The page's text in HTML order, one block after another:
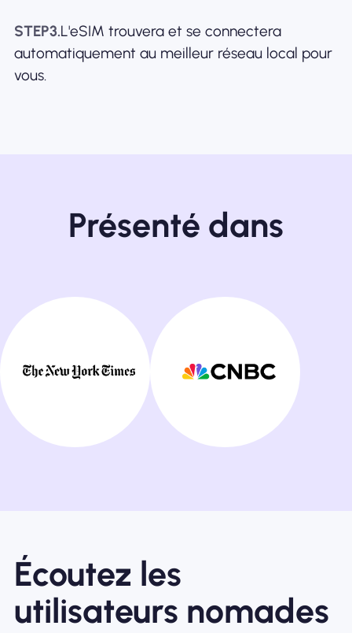
STEP3.L'eSIM trouvera et se connectera
automatiquement au meilleur réseau local pour
vous.
Présenté dans
Écoutez les
utilisateurs nomades